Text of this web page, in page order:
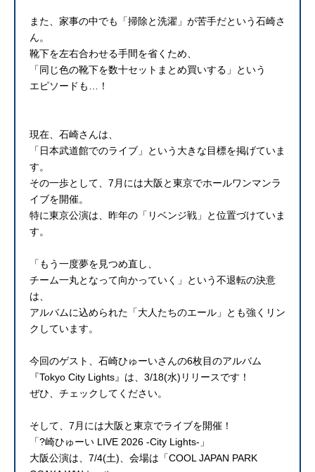
また、家事の中でも「掃除と洗濯」が苦手だという石崎さ
ん。
靴下を左右合わせる手間を省くため、
「同じ色の靴下を数十セットまとめ買いする」という
エピソードも…！
現在、石崎さんは、
「日本武道館でのライブ」という大きな目標を掲げていま
す。
その一歩として、7月には大阪と東京でホールワンマンラ
イブを開催。
特に東京公演は、昨年の「リベンジ戦」と位置づけていま
す。
「もう一度夢を見つめ直し、
チーム一丸となって向かっていく」という不退転の決意
は、
アルバムに込められた「大人たちのエール」とも強くリン
クしています。
今回のゲスト、石崎ひゅーいさんの6枚目のアルバム
『Tokyo City Lights』は、3/18(水)リリースです！
ぜひ、チェックしてください。
そして、7月には大阪と東京でライブを開催！
「?崎ひゅーい LIVE 2026 -City Lights-」
大阪公演は、7/4(土)、会場は「COOL JAPAN PARK